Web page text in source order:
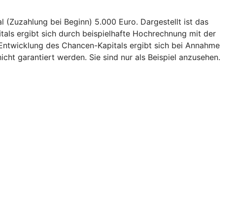
(Zuzahlung bei Beginn) 5.000 Euro. Dargestellt ist das
ergibt sich durch beispielhafte Hochrechnung mit der
des Chancen-Kapitals ergibt sich bei Annahme
garantiert werden. Sie sind nur als Beispiel anzusehen.